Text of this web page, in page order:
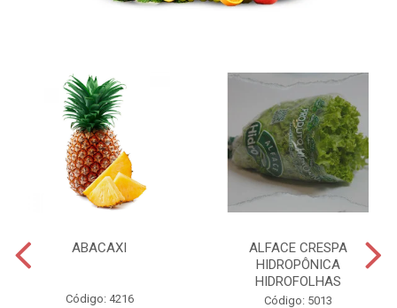
ABACAXI
Código: 4216
ALFACE CRESPA
HIDROPÔNICA
HIDROFOLHAS
Código: 5013